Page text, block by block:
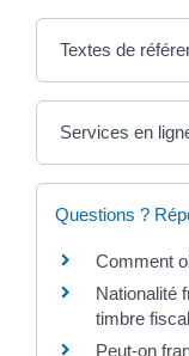
Textes de
Services en
Questions ?
Comment
Nationalité
timbre
Peut-on